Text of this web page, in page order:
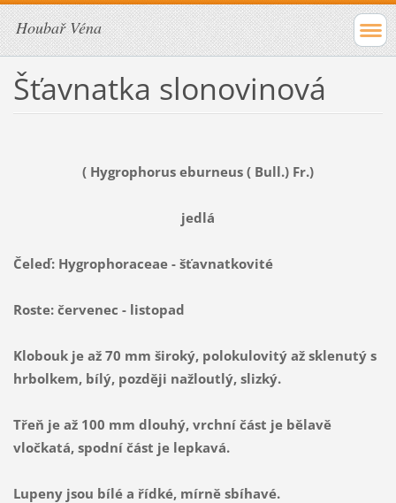
Houbař Véna
Šťavnatka slonovinová
( Hygrophorus eburneus ( Bull.) Fr.)
jedlá
Čeleď: Hygrophoraceae - šťavnatkovité
Roste: červenec - listopad
Klobouk je až 70 mm široký, polokulovitý až sklenutý s
hrbolkem, bílý, později nažloutlý, slizký.
Třeň je až 100 mm dlouhý, vrchní část je bělavě
vločkatá, spodní část je lepkavá.
Lupeny jsou bílé a řídké, mírně sbíhavé.